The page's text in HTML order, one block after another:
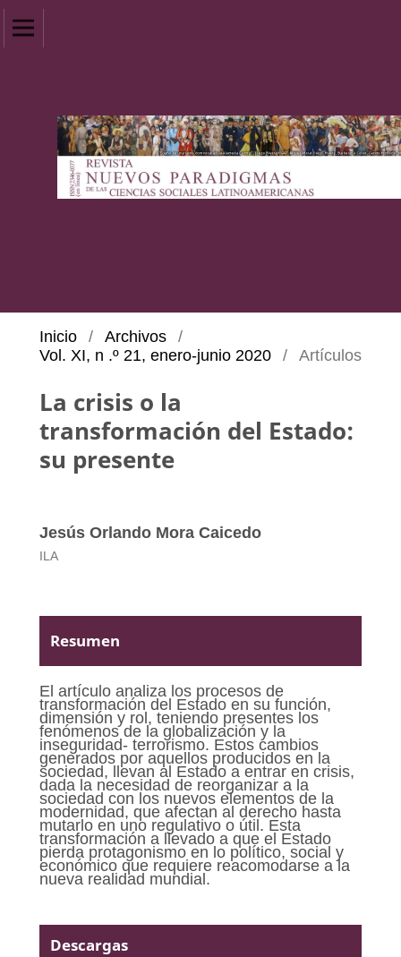
Inicio / Archivos
/
Vol. XI, n .º 21, enero-junio 2020
/ Artículos
La crisis o la
transformación del Estado:
su presente
Jesús Orlando Mora Caicedo
ILA
Resumen
El artículo analiza los procesos de
transformación del Estado en su función,
dimensión y rol, teniendo presentes los
fenómenos de la globalización y la
inseguridad- terrorismo. Estos cambios
generados por aquellos producidos en la
sociedad, llevan al Estado a entrar en crisis,
dada la necesidad de reorganizar a la
sociedad con los nuevos elementos de la
modernidad, que afectan al derecho hasta
mutarlo en uno regulativo o útil. Esta
transformación a llevado a que el Estado
pierda protagonismo en lo político, social y
económico que requiere reacomodarse a la
nueva realidad mundial.
Descargas